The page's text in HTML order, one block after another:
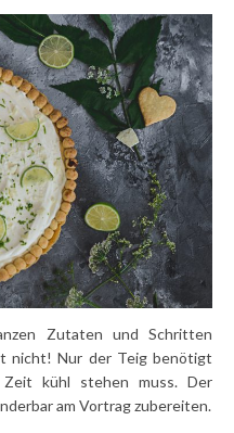
Zutaten und Schritten
nicht! Nur der Teig benötigt
kühl stehen muss. Der
am Vortrag zubereiten.